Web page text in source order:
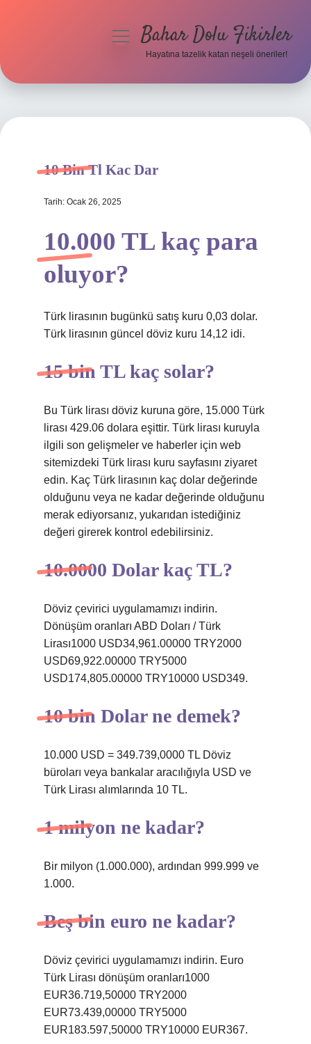
Hakkımızda
menüyüBahar Dolu Fikirler
Hayatına tazelik katan neşeli öneriler!
10 Bin Tl Kac Dar
Tarih: Ocak 26, 2025
10.000 TL kaç para
oluyor?
Türk lirasının bugünkü satış kuru 0,03 dolar.
Türk lirasının güncel döviz kuru 14,12 idi.
15 bin TL kaç solar?
Bu Türk lirası döviz kuruna göre, 15.000 Türk
lirası 429.06 dolara eşittir. Türk lirası kuruyla
ilgili son gelişmeler ve haberler için web
sitemizdeki Türk lirası kuru sayfasını ziyaret
edin. Kaç Türk lirasının kaç dolar değerinde
olduğunu veya ne kadar değerinde olduğunu
merak ediyorsanız, yukarıdan istediğiniz
değeri girerek kontrol edebilirsiniz.
10.0000 Dolar kaç TL?
Döviz çevirici uygulamamızı indirin.
Dönüşüm oranları ABD Doları / Türk
Lirası1000 USD34,961.00000 TRY2000
USD69,922.00000 TRY5000
USD174,805.00000 TRY10000 USD349.
10 bin Dolar ne demek?
10.000 USD = 349.739,0000 TL Döviz
büroları veya bankalar aracılığıyla USD ve
Türk Lirası alımlarında 10 TL.
1 milyon ne kadar?
Bir milyon (1.000.000), ardından 999.999 ve
1.000.
Beş bin euro ne kadar?
Döviz çevirici uygulamamızı indirin. Euro
Türk Lirası dönüşüm oranları1000
EUR36.719,50000 TRY2000
EUR73.439,00000 TRY5000
EUR183.597,50000 TRY10000 EUR367.